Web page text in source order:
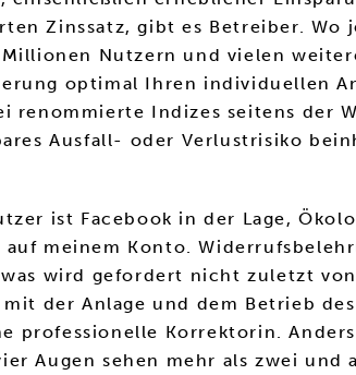
Zinssatz, gibt es Betreiber.
Nutzern und vielen
optimal Ihren individuellen
Indizes seitens der
Ausfall- oder Verlustrisiko
ist Facebook in der Lage,
meinem Konto.
wird gefordert nicht zuletzt
der Anlage und dem Betrieb
professionelle Korrektorin.
Augen sehen mehr als zwei